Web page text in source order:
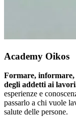
Academy Oikos
Formare, informare,
degli addetti ai
esperienze e
passarlo a chi vuole
salute delle persone.